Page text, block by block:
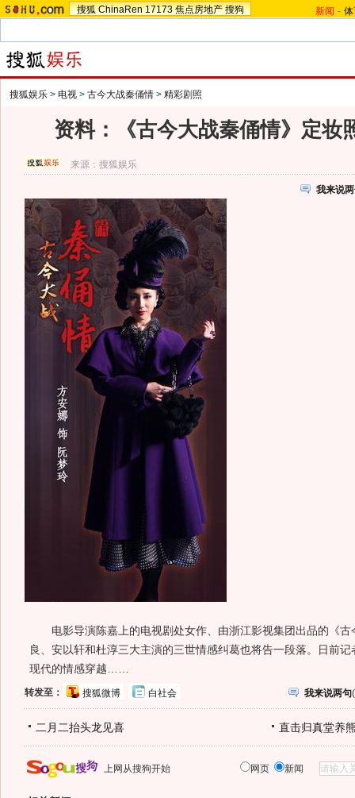
搜狐 ChinaRen 17173 焦点房地产 搜狗 新闻 -
搜狐娱乐 > 电视 > 古今大战秦俑情 > 精彩剧照
资料：《古今大战秦俑情》定
来源：搜狐娱乐
我来说
电影导演陈嘉上的电视剧处女作、由浙江影视集团出品的《古
良、安以轩和杜淳三大主演的三世情感纠葛也将告一段落。日前
现代的情感穿越……
转发至： 搜狐微博 白社会 我来说两句(
二月二抬头龙见喜 直击归真堂养
上网从搜狗开始 网页 新闻